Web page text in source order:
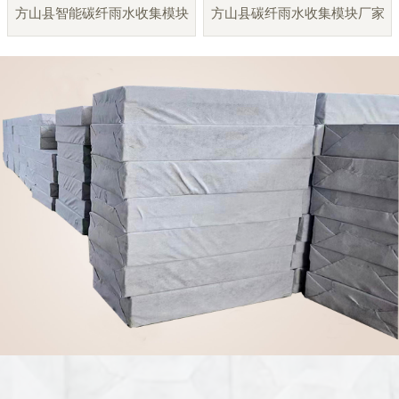
方山县智能碳纤雨水收集模块 方山县碳纤雨水收集模块厂家